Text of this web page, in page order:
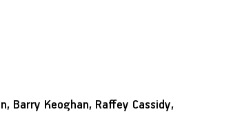
Barry Keoghan, Raffey Cassidy,